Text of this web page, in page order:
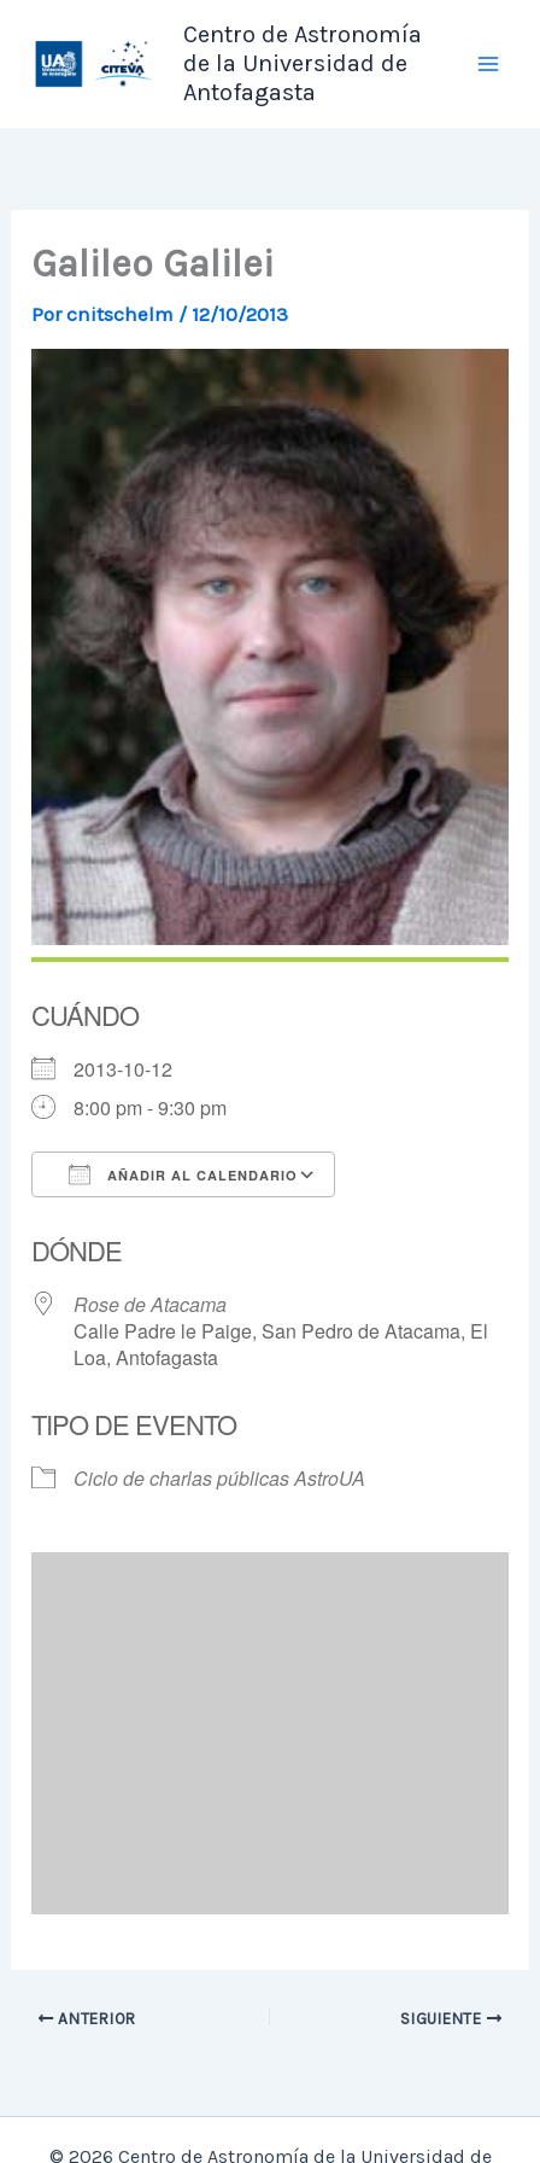
contenido
Centro de Astronomía
de la Universidad de
Antofagasta
Galileo Galilei
Porcnitschelm / 12/10/2013
CUÁNDO
2013-10-12
8:00 pm - 9:30 pm
AÑADIR AL CALENDARIO
DÓNDE
Rose de Atacama
Calle Padre le Paige, San Pedro de Atacama, El
Loa, Antofagasta
TIPO DE EVENTO
Ciclo de charlas públicas AstroUA
ANTERIOR SIGUIENTE
© 2026 Centro de Astronomía de la Universidad de